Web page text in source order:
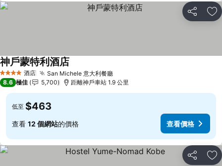
分享 放
4 星級 酒店 San Michele 意大利餐廳查看價格
神戶蒙特利酒店
8.6 極佳 5,700 距離神戶車站 1.9 公里
低至 $463
查看 12 個網站的價格 查看價格
分享 放